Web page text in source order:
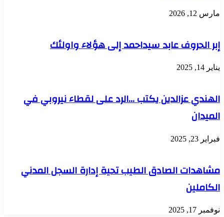
مارس 12, 2026
إبر الحروف عابد سيداحمد إلى هؤلاء واولئك
يناير 14, 2025
الهندي عزالدين يكتب …الرد على لقطاء نيروبي في
الميدان
فبراير 23, 2025
مشاهدات الصادق الطيب تحية إدارة السجل المدني
الكاملين
نوفمبر 17, 2025